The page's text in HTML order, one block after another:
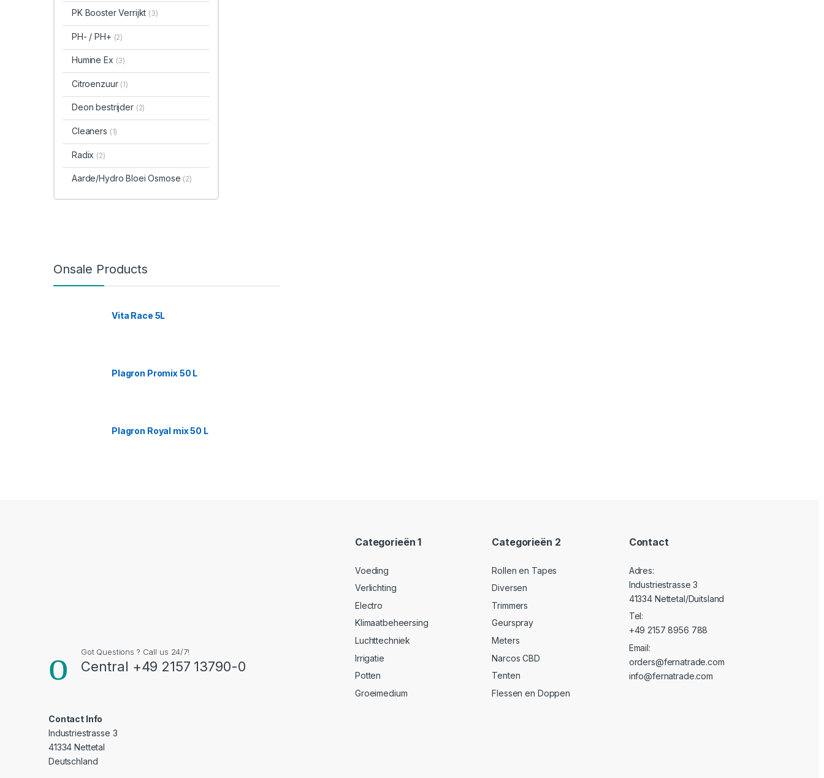
PK Booster Verrijkt (3)
PH- / PH+ (2)
Humine Ex (3)
Citroenzuur (1)
Deon bestrijder (2)
Cleaners (1)
Radix (2)
Aarde/Hydro Bloei Osmose (2)
Onsale Products
Vita Race 5L
Plagron Promix 50 L
Plagron Royal mix 50 L
Got Questions ? Call us 24/7!
Central +49 2157 13790-0
Contact Info
Industriestrasse 3
41334 Nettetal
Deutschland
Categorieën 1
Voeding
Verlichting
Electro
Klimaatbeheersing
Luchttechniek
Irrigatie
Potten
Groeimedium
Categorieën 2
Rollen en Tapes
Diversen
Trimmers
Geurspray
Meters
Narcos CBD
Tenten
Flessen en Doppen
Contact
Adres:
Industriestrasse 3
41334 Nettetal/Duitsland
Tel:
+49 2157 8956 788
Email:
orders@fernatrade.com
info@fernatrade.com